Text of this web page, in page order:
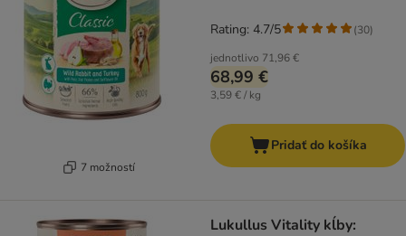
7 možností
jednotlivo 71,96 €
68,99 €
3,59 € / kg
Rating: 4.7/5 (30)
Pridať do košíka
Lukullus Vitality kĺby: